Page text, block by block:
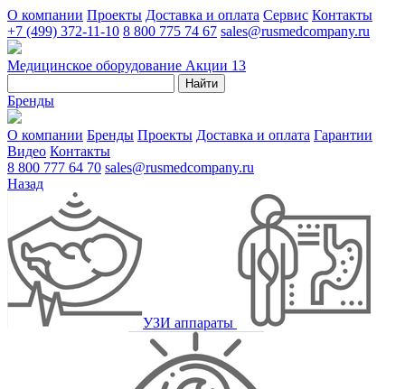
О компании Проекты Доставка и оплата Сервис Контакты
+7 (499) 372-11-10 8 800 775 74 67 sales@rusmedcompany.ru
Медицинское оборудование Акции 13
Найти
Бренды
О компании Бренды Проекты Доставка и оплата Гарантии
Видео Контакты
8 800 777 64 70 sales@rusmedcompany.ru
Назад
УЗИ аппараты